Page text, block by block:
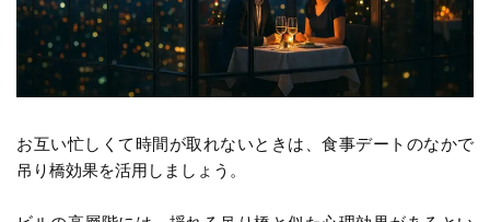
お互い忙しくて時間が取れないときは、食事デートのなかで
吊り橋効果を活用しましょう。